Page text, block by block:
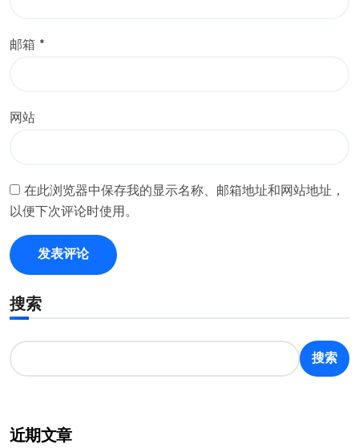
邮箱 *
网站
在此浏览器中保存我的显示名称、邮箱地址和网站地址，
以便下次评论时使用。
搜索
搜索
近期文章